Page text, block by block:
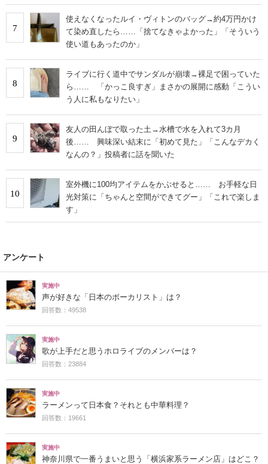
7
使えなくなったルイ・ヴィトンのバッグ→約4万円かけ
て染め直したら……「捨てなきゃよかった」「そういう
使い道もあったのか」
8
ライブに行く道中でサンダルが崩壊→裸足で困っていた
ら…… 「かっこ良すぎ」まさかの展開に感動「こうい
う人に私もなりたい」
9
友人の田んぼで取った土→水槽で水を入れて3カ月
後…… 興味深い結末に「初めて見た」「こんなデカく
なんの？」投稿者に話を聞いた
10
室外機に100均アイテムをかぶせると…… お手軽な日
光対策に「ちゃんと空間ができてグー」「これで楽しま
す」
アンケート
実施中
声が好きな「日本のボーカリスト」は？
回答数：49538
実施中
歌が上手だと思うホロライブのメンバーは？
回答数：23884
実施中
ラーメンって日本食？それとも中華料理？
回答数：19661
実施中
神奈川県で一番うまいと思う「横浜家系ラーメン店」はどこ？